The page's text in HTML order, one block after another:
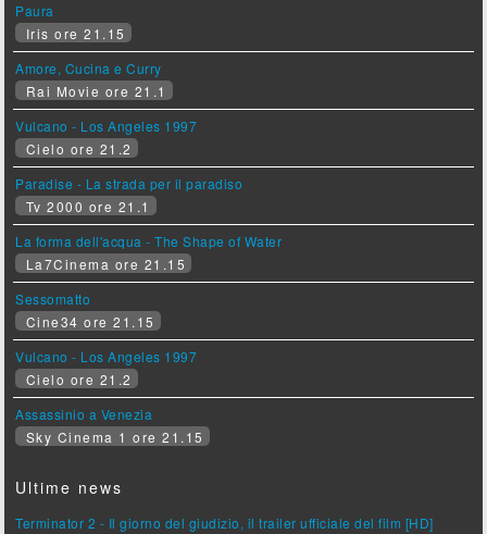
Paura
Iris ore 21.15
Amore, Cucina e Curry
Rai Movie ore 21.1
Vulcano - Los Angeles 1997
Cielo ore 21.2
Paradise - La strada per il paradiso
Tv 2000 ore 21.1
La forma dell'acqua - The Shape of Water
La7Cinema ore 21.15
Sessomatto
Cine34 ore 21.15
Vulcano - Los Angeles 1997
Cielo ore 21.2
Assassinio a Venezia
Sky Cinema 1 ore 21.15
Ultime news
Terminator 2 - Il giorno del giudizio, il trailer ufficiale del film [HD]